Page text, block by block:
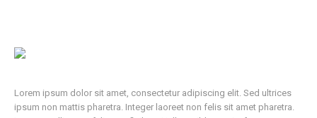
Lorem ipsum dolor sit amet, consectetur adipiscing elit. Sed ultrices
ipsum non mattis pharetra. Integer laoreet non felis sit amet pharetra.